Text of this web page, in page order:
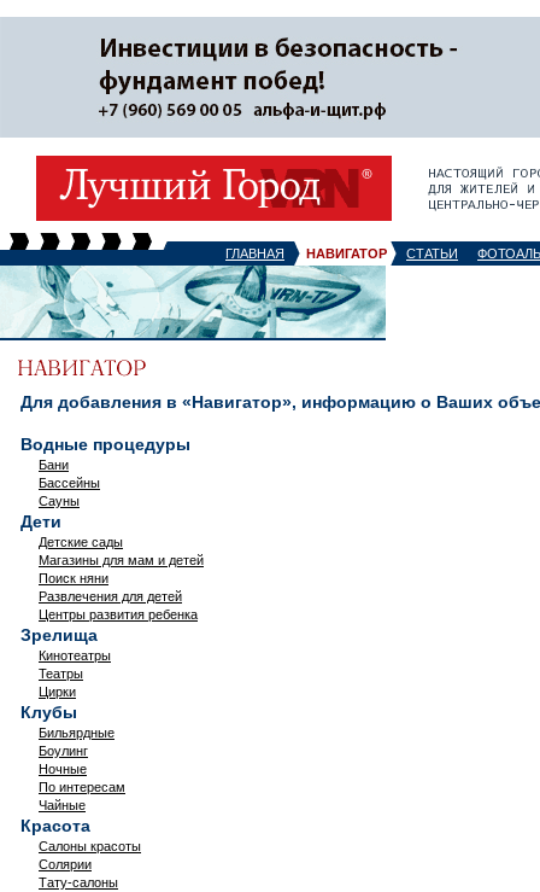
ГЛАВНАЯ НАВИГАТОР СТАТЬИ
Для добавления в «Навигатор», информацию о Ваших
Водные процедуры
Бани
Бассейны
Сауны
Дети
Детские сады
Магазины для мам и детей
Поиск няни
Развлечения для детей
Центры развития ребенка
Зрелища
Кинотеатры
Театры
Цирки
Клубы
Бильярдные
Боулинг
Ночные
По интересам
Чайные
Красота
Салоны красоты
Солярии
Тату-салоны